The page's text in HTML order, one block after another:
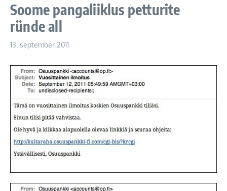
Soome pangaliiklus petturite
ründe all
13. september 2011